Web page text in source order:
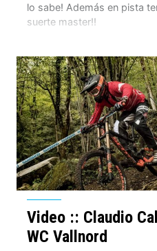
lo sabe! Además en pista
suerte master!!
Video :: Claudio
WC Vallnord